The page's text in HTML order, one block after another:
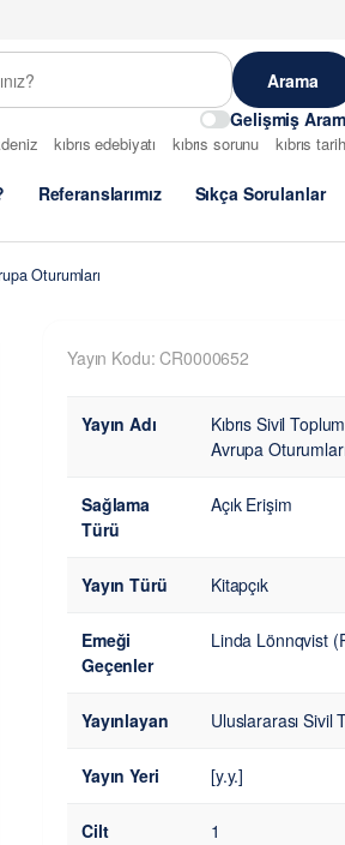
Gelişmiş
kıbrıs edebiyatı kıbrıs sorunu kıbrıs
Referanslarımız Sıkça Sorulanlar
Oturumları
Yayın Kodu: CR0000652
Yayın Adı
Kıbrıs Sivil
Avrupa
Sağlama
Türü
Açık Erişim
Yayın Türü Kitapçık
Emeği
Geçenler
Linda Lönnqvist
Yayınlayan Uluslararası Sivil
Yayın Yeri [y.y.]
Cilt 1